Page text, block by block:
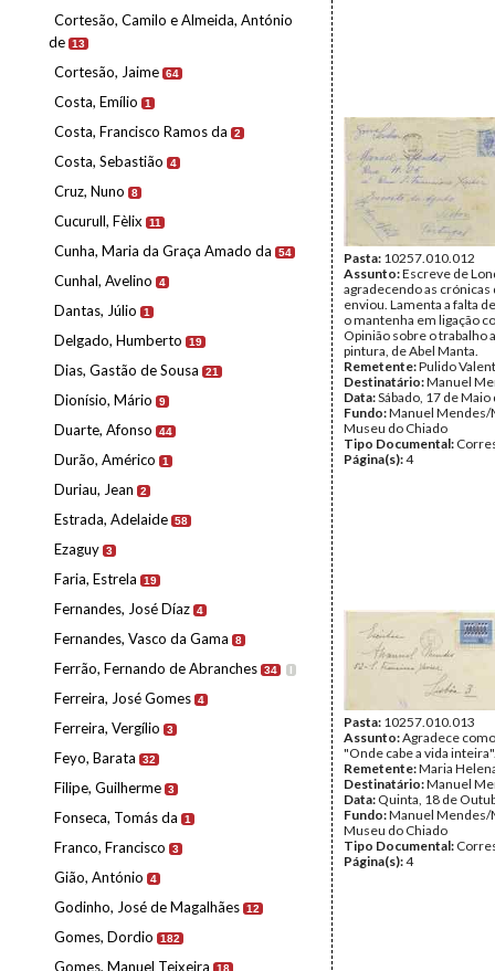
Cortesão, Camilo e Almeida, António
de 13
Cortesão, Jaime 64
Costa, Emílio 1
Costa, Francisco Ramos da 2
Costa, Sebastião 4
Cruz, Nuno 8
Cucurull, Fèlix 11
Cunha, Maria da Graça Amado da 54
Cunhal, Avelino 4
Dantas, Júlio 1
Delgado, Humberto 19
Dias, Gastão de Sousa 21
Dionísio, Mário 9
Duarte, Afonso 44
Durão, Américo 1
Duriau, Jean 2
Estrada, Adelaide 58
Ezaguy 3
Faria, Estrela 19
Fernandes, José Díaz 4
Fernandes, Vasco da Gama 8
Ferrão, Fernando de Abranches 34 I
Ferreira, José Gomes 4
Ferreira, Vergílio 3
Feyo, Barata 32
Filipe, Guilherme 3
Fonseca, Tomás da 1
Franco, Francisco 3
Gião, António 4
Godinho, José de Magalhães 12
Gomes, Dordio 182
Gomes, Manuel Teixeira 18
Pasta: 10257.010.012
Assunto:Escreve de
agradecendo as crónicas
enviou. Lamenta a falta
o mantenha em ligação
Opinião sobre o trabalho
pintura, de Abel Manta.
Remetente:Pulido
Destinatário:Manuel
Data:Sábado, 17 de
Fundo:Manuel Mendes/
Museu do Chiado
Tipo Documental:
Página(s):4
Pasta: 10257.010.013
Assunto:Agradece
"Onde cabe a vida
Remetente:Maria
Destinatário:Manuel
Data: Quinta, 18 de
Fundo:Manuel Mendes/
Museu do Chiado
Tipo Documental:
Página(s):4